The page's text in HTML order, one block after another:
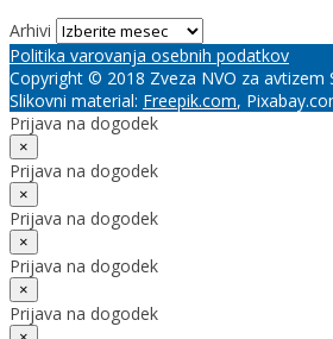
Arhivi
Politika varovanja osebnih podatkov
Copyright © 2018 Zveza NVO za avtizem
Slikovni material: Freepik.com,
Prijava na dogodek
×
Prijava na dogodek
×
Prijava na dogodek
×
Prijava na dogodek
×
Prijava na dogodek